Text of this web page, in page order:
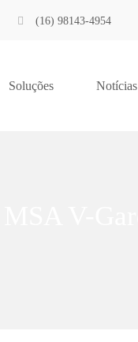
(16) 98143-4954
Soluções Notícias